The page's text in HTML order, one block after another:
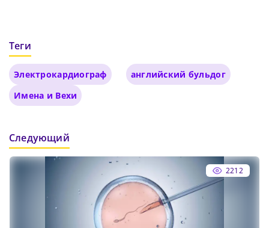
Теги
Электрокардиограф
английский бульдог
Имена и Вехи
Следующий
2212